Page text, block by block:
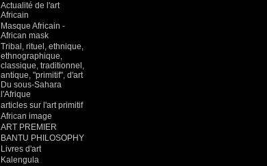
Actualité de l'art
Africain
Masque Africain -
African mask
Tribal, rituel, ethnique,
ethnographique,
classique, traditionnel,
antique, "primitif", d'art
Du sous-Sahara
l'Afrique
articles sur l'art primitif
African image
ART PREMIER
BANTU PHILOSOPHY
Livres d'art
Kalengula